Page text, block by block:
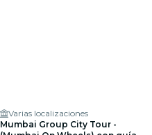
Varias localizaciones
Mumbai Group City Tour -